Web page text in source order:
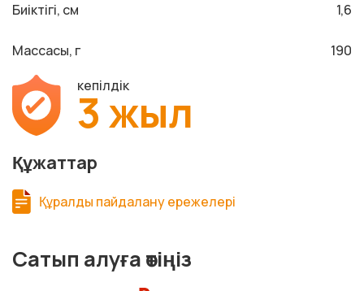
Биіктігі, см 1,6
Массасы, г
190
кепілдік
3 жыл
Құжаттар
Құралды пайдалану ережелері
Сатып алуға өтіңіз